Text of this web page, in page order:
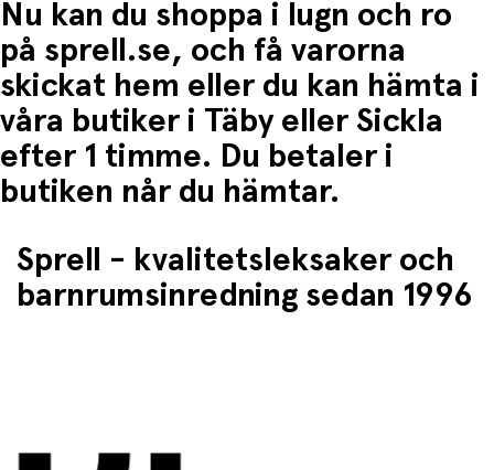
Nu kan du shoppa i lugn och ro
på sprell.se, och få varorna
skickat hem eller du kan hämta i
våra butiker i Täby eller Sickla
efter 1 timme. Du betaler i
butiken når du hämtar.
Sprell - kvalitetsleksaker och
barnrumsinredning sedan 1996